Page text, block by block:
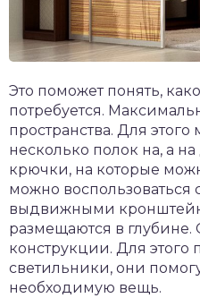
Это поможет понять,
потребуется.
пространства. Для
несколько полок на, а
крючки, на которые
можно
выдвижными
размещаются в
конструкции. Для
светильники, они
необходимую вещь.